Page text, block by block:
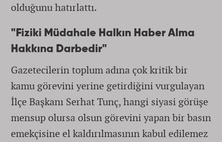
olduğunu hatırlattı.
"Fiziki Müdahale Halkın Haber Alma
Hakkına Darbedir"
Gazetecilerin toplum adına çok kritik bir
kamu görevini yerine getirdiğini vurgulayan
İlçe Başkanı Serhat Tunç, hangi siyasi görüşe
mensup olursa olsun görevini yapan bir basın
emekçisine el kaldırılmasının kabul edilemez